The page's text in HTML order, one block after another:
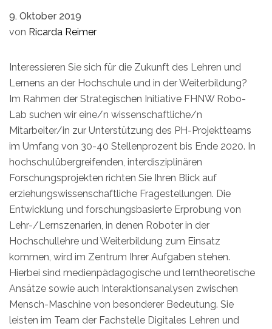
9. Oktober 2019
von Ricarda Reimer
Interessieren Sie sich für die Zukunft des Lehren und
Lernens an der Hochschule und in der Weiterbildung?
Im Rahmen der Strategischen Initiative FHNW Robo-
Lab suchen wir eine/n wissenschaftliche/n
Mitarbeiter/in zur Unterstützung des PH-Projektteams
im Umfang von 30-40 Stellenprozent bis Ende 2020. In
hochschulübergreifenden, interdisziplinären
Forschungsprojekten richten Sie Ihren Blick auf
erziehungswissenschaftliche Fragestellungen. Die
Entwicklung und forschungsbasierte Erprobung von
Lehr-/Lernszenarien, in denen Roboter in der
Hochschullehre und Weiterbildung zum Einsatz
kommen, wird im Zentrum Ihrer Aufgaben stehen.
Hierbei sind medienpädagogische und lerntheoretische
Ansätze sowie auch Interaktionsanalysen zwischen
Mensch-Maschine von besonderer Bedeutung. Sie
leisten im Team der Fachstelle Digitales Lehren und